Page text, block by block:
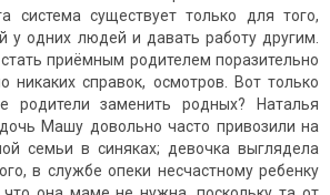
система существует только для того,
у одних людей и давать работу другим.
приёмным родителем поразительно
никаких справок, осмотров. Вот только
родители заменить родных? Наталья
Машу довольно часто привозили на
семьи в синяках; девочка выглядела
в службе опеки несчастному ребенку